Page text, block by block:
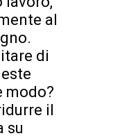
al
di
modo?
il
su